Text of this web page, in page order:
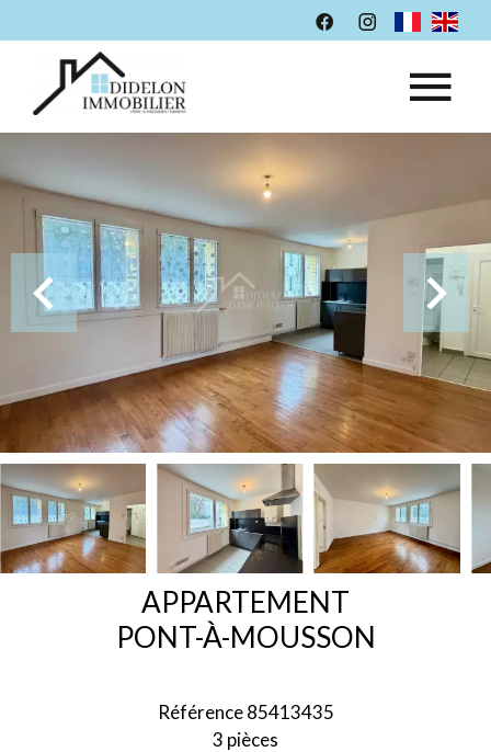
APPARTEMENT
PONT-À-MOUSSON
Référence85413435
3 pièces